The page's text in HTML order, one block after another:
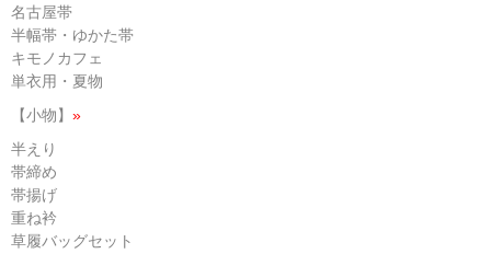
名古屋帯
半幅帯・ゆかた帯
キモノカフェ
単衣用・夏物
【小物】 »
半えり
帯締め
帯揚げ
重ね衿
草履バッグセット